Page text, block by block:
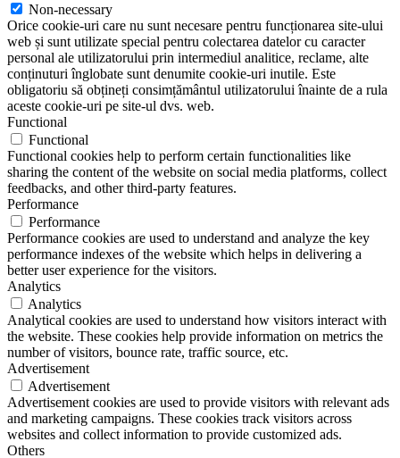
Non-necessary
Orice cookie-uri care nu sunt necesare pentru funcționarea site-ului
web și sunt utilizate special pentru colectarea datelor cu caracter
personal ale utilizatorului prin intermediul analitice, reclame, alte
conținuturi înglobate sunt denumite cookie-uri inutile. Este
obligatoriu să obțineți consimțământul utilizatorului înainte de a rula
aceste cookie-uri pe site-ul dvs. web.
Functional
Functional
Functional cookies help to perform certain functionalities like
sharing the content of the website on social media platforms, collect
feedbacks, and other third-party features.
Performance
Performance
Performance cookies are used to understand and analyze the key
performance indexes of the website which helps in delivering a
better user experience for the visitors.
Analytics
Analytics
Analytical cookies are used to understand how visitors interact with
the website. These cookies help provide information on metrics the
number of visitors, bounce rate, traffic source, etc.
Advertisement
Advertisement
Advertisement cookies are used to provide visitors with relevant ads
and marketing campaigns. These cookies track visitors across
websites and collect information to provide customized ads.
Others